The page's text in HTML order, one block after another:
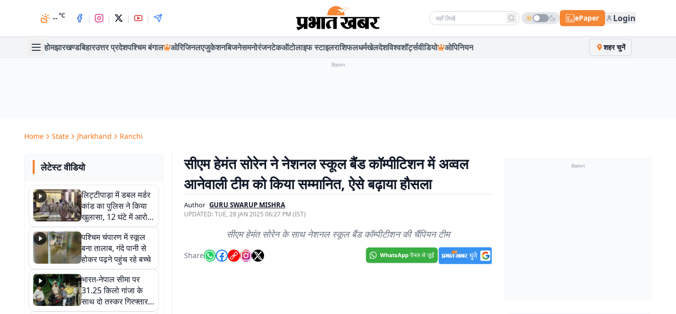
--°C | | | | Search news ePaper Login
होमझारखण्डबिहारउत्तर प्रदेशपश्चिम बंगाल ओरिजिनलएजुकेशनबिजनेसमनोरंजनटेकऑटोलाइफ स्टाइलराशिफलधर्मखेलदेशविश्वशॉर्ट्सवीडियो ओपिनियन शहर चुनें
विज्ञापन
Home State Jharkhand Ranchi
लेटेस्ट वीडियो
लिट्टीपाड़ा में डबल मर्डर
कांड का पुलिस ने किया
खुलासा, 12 घंटे में आरोपी
गिरफ्तार
पश्चिम चंपारण में स्कूल
बना तालाब, गंदे पानी से
होकर पढ़ने पहुंच रहे बच्चे
भारत-नेपाल सीमा पर
31.25 किलो गांजा के
साथ दो तस्कर गिरफ्तार,
सीएम हेमंत सोरेन ने नेशनल स्कूल बैंड कॉम्पीटिशन में अव्वल
आनेवाली टीम को किया सम्मानित, ऐसे बढ़ाया हौसला
Author GURU SWARUP MISHRA
UPDATED:TUE, 28 JAN 2025 06:27 PM (IST)
सीएम हेमंत सोरेन के साथ नेशनल स्कूल बैंड कॉम्पीटीशन की चैंपियन टीम
Share
विज्ञापन